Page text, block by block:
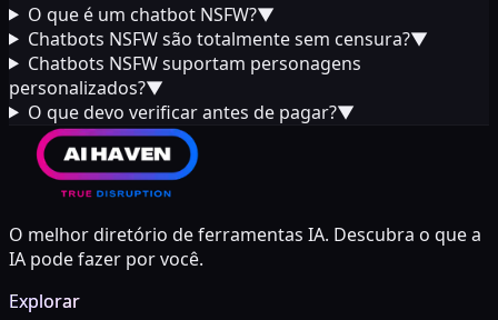
O que é um chatbot NSFW?▼
Chatbots NSFW são totalmente sem censura?▼
Chatbots NSFW suportam personagens
personalizados?▼
O que devo verificar antes de pagar?▼
O melhor diretório de ferramentas IA. Descubra o que a
IA pode fazer por você.
Explorar